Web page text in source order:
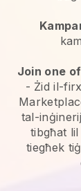
Join one
- Żid il-
tal-
tibgħat
tiegħek